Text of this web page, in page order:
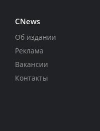
CNews
Об издании
Реклама
Вакансии
Контакты